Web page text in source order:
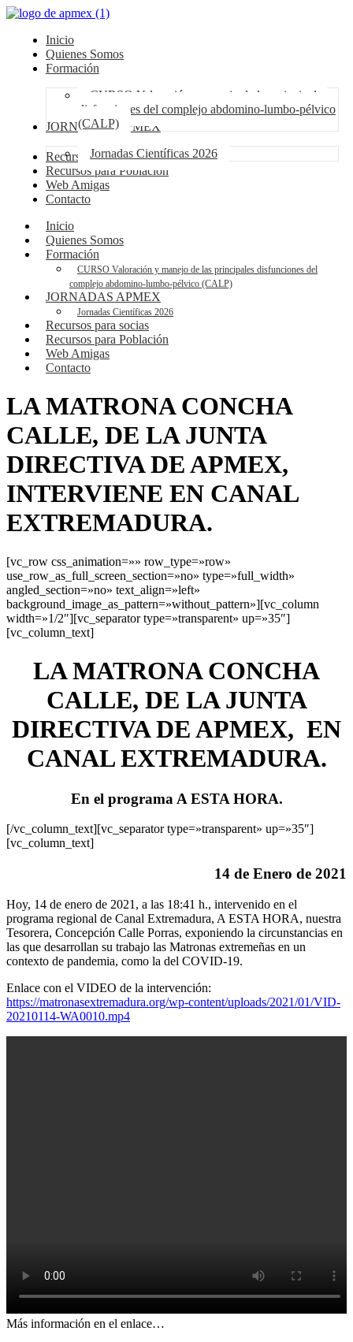
Inicio
Quienes Somos
Formación
CURSO Valoración y manejo de las principales
disfunciones del complejo abdomino-lumbo-pélvico
(CALP)
JORNADAS APMEX
Jornadas Científicas 2026
Recursos para socias
Recursos para Población
Web Amigas
Contacto
Inicio
Quienes Somos
Formación
CURSO Valoración y manejo de las principales disfunciones del
complejo abdomino-lumbo-pélvico (CALP)
JORNADAS APMEX
Jornadas Científicas 2026
Recursos para socias
Recursos para Población
Web Amigas
Contacto
LA MATRONA CONCHA
CALLE, DE LA JUNTA
DIRECTIVA DE APMEX,
INTERVIENE EN CANAL
EXTREMADURA.
[vc_row css_animation=»» row_type=»row»
use_row_as_full_screen_section=»no» type=»full_width»
angled_section=»no» text_align=»left»
background_image_as_pattern=»without_pattern»][vc_column
width=»1/2″][vc_separator type=»transparent» up=»35″]
[vc_column_text]
LA MATRONA CONCHA
CALLE, DE LA JUNTA
DIRECTIVA DE APMEX, EN
CANAL EXTREMADURA.
En el programa A ESTA HORA.
[/vc_column_text][vc_separator type=»transparent» up=»35″]
[vc_column_text]
14 de Enero de 2021
Hoy, 14 de enero de 2021, a las 18:41 h., intervenido en el
programa regional de Canal Extremadura, A ESTA HORA, nuestra
Tesorera, Concepción Calle Porras, exponiendo la circunstancias en
las que desarrollan su trabajo las Matronas extremeñas en un
contexto de pandemia, como la del COVID-19.
Enlace con el VIDEO de la intervención:
https://matronasextremadura.org/wp-content/uploads/2021/01/VID-
20210114-WA0010.mp4
Más información en el enlace…